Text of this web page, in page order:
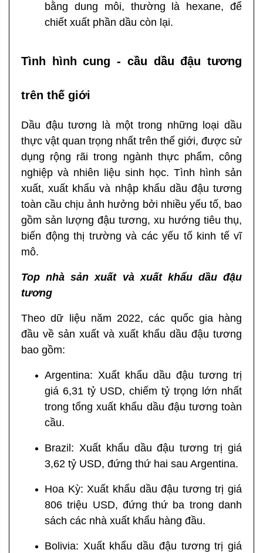
bằng dung môi, thường là hexane, để
chiết xuất phần dầu còn lại.
Tình hình cung - cầu dầu đậu tương
trên thế giới
Dầu đậu tương là một trong những loại dầu
thực vật quan trọng nhất trên thế giới, được sử
dụng rộng rãi trong ngành thực phẩm, công
nghiệp và nhiên liệu sinh học. Tình hình sản
xuất, xuất khẩu và nhập khẩu dầu đậu tương
toàn cầu chịu ảnh hưởng bởi nhiều yếu tố, bao
gồm sản lượng đậu tương, xu hướng tiêu thụ,
biến động thị trường và các yếu tố kinh tế vĩ
mô.
Top nhà sản xuất và xuất khẩu dầu đậu
tương
Theo dữ liệu năm 2022, các quốc gia hàng
đầu về sản xuất và xuất khẩu dầu đậu tương
bao gồm:
Argentina: Xuất khẩu dầu đậu tương trị
giá 6,31 tỷ USD, chiếm tỷ trọng lớn nhất
trong tổng xuất khẩu dầu đậu tương toàn
cầu.
Brazil: Xuất khẩu dầu đậu tương trị giá
3,62 tỷ USD, đứng thứ hai sau Argentina.
Hoa Kỳ: Xuất khẩu dầu đậu tương trị giá
806 triệu USD, đứng thứ ba trong danh
sách các nhà xuất khẩu hàng đầu.
Bolivia: Xuất khẩu dầu đậu tương trị giá